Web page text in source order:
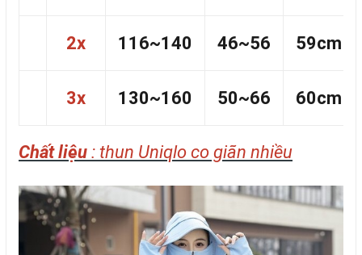
2x 116~140 46~56 59cm
3x 130~160 50~66 60cm
Chất liệu : thun Uniqlo co giãn nhiều